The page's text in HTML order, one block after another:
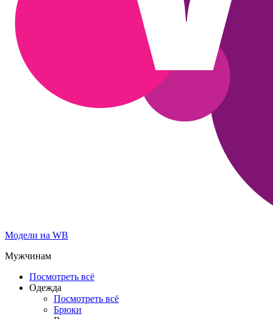
Модели на WB
Мужчинам
Посмотреть всё
Одежда
Посмотреть всё
Брюки